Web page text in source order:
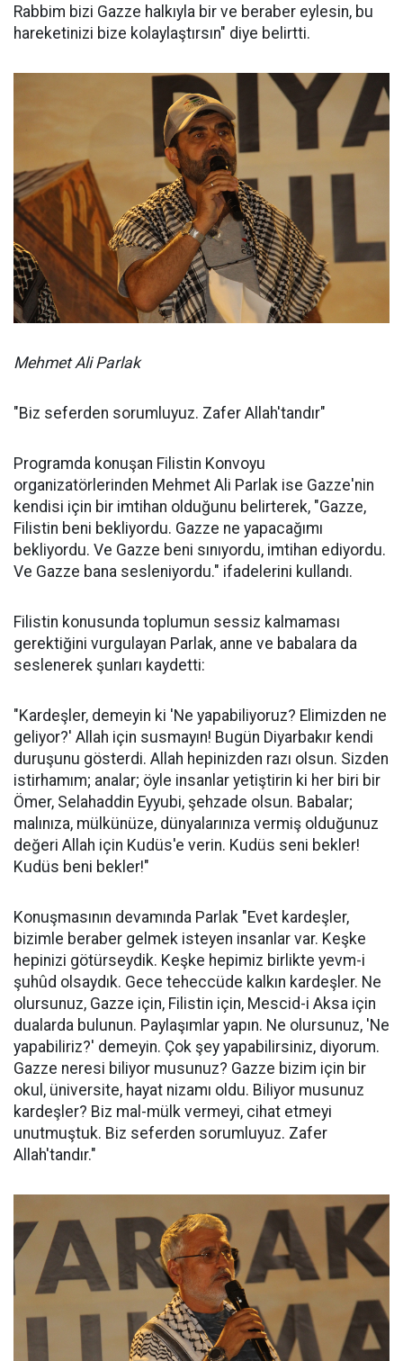
Rabbim bizi Gazze halkıyla bir ve beraber eylesin, bu
hareketinizi bize kolaylaştırsın" diye belirtti.
Mehmet Ali Parlak
"Biz seferden sorumluyuz. Zafer Allah'tandır"
Programda konuşan Filistin Konvoyu
organizatörlerinden Mehmet Ali Parlak ise Gazze'nin
kendisi için bir imtihan olduğunu belirterek, "Gazze,
Filistin beni bekliyordu. Gazze ne yapacağımı
bekliyordu. Ve Gazze beni sınıyordu, imtihan ediyordu.
Ve Gazze bana sesleniyordu." ifadelerini kullandı.
Filistin konusunda toplumun sessiz kalmaması
gerektiğini vurgulayan Parlak, anne ve babalara da
seslenerek şunları kaydetti:
"Kardeşler, demeyin ki 'Ne yapabiliyoruz? Elimizden ne
geliyor?' Allah için susmayın! Bugün Diyarbakır kendi
duruşunu gösterdi. Allah hepinizden razı olsun. Sizden
istirhamım; analar; öyle insanlar yetiştirin ki her biri bir
Ömer, Selahaddin Eyyubi, şehzade olsun. Babalar;
malınıza, mülkünüze, dünyalarınıza vermiş olduğunuz
değeri Allah için Kudüs'e verin. Kudüs seni bekler!
Kudüs beni bekler!"
Konuşmasının devamında Parlak "Evet kardeşler,
bizimle beraber gelmek isteyen insanlar var. Keşke
hepinizi götürseydik. Keşke hepimiz birlikte yevm-i
şuhûd olsaydık. Gece teheccüde kalkın kardeşler. Ne
olursunuz, Gazze için, Filistin için, Mescid-i Aksa için
dualarda bulunun. Paylaşımlar yapın. Ne olursunuz, 'Ne
yapabiliriz?' demeyin. Çok şey yapabilirsiniz, diyorum.
Gazze neresi biliyor musunuz? Gazze bizim için bir
okul, üniversite, hayat nizamı oldu. Biliyor musunuz
kardeşler? Biz mal-mülk vermeyi, cihat etmeyi
unutmuştuk. Biz seferden sorumluyuz. Zafer
Allah'tandır."